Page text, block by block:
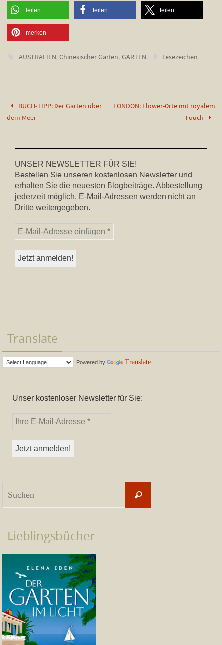
teilen teilen teilen
merken
AUSTRALIEN,Chinesischer Garten,GARTEN Lesezeichen
BUCH-TIPP: Der Garten über
dem Meer
LONDON: Flower-Orte mit royalem
Touch
UNSER NEWSLETTER FÜR SIE!
Bestellen Sie unseren kostenlosen Newsletter und
erhalten Sie die neuesten Blogbeiträge. Abbestellung
jederzeit möglich. E-Mail-Adressen werden nicht an
Dritte weitergegeben.
Translate
Powered by Translate
Unser kostenloser Newsletter für Sie:
Suchen
Lieblingsbücher